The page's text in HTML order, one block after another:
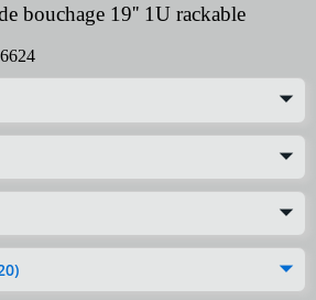
bouchage 19'' 1U rackable